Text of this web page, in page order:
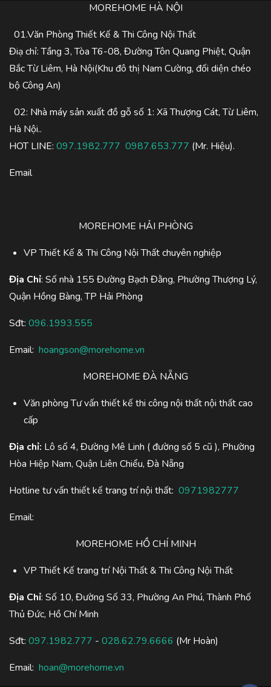
MOREHOME HÀ NỘI
01.Văn Phòng Thiết Kế & Thi Công Nội Thất
Điạ chỉ: Tầng 3, Tòa T6-08, Đường Tôn Quang Phiệt, Quận
Bắc Từ Liêm, Hà Nội(Khu đô thị Nam Cường, đối diện chéo
bộ Công An)
02: Nhà máy sản xuất đồ gỗ số 1: Xã Thượng Cát, Từ Liêm,
Hà Nội..
HOT LINE: 097.1982.777 0987.653.777 (Mr. Hiệu).
Email
MOREHOME HẢI PHÒNG
VP Thiết Kế & Thi Công Nội Thất chuyên nghiệp
Địa Chỉ: Số nhà 155 Đường Bạch Đằng, Phường Thượng Lý,
Quận Hồng Bàng, TP Hải Phòng
Sđt: 096.1993.555
Email: hoangson@morehome.vn
MOREHOME ĐÀ NẴNG
Văn phòng Tư vấn thiết kế thi công nội thất nội thất cao
cấp
Địa chỉ: Lô số 4, Đường Mê Linh ( đường số 5 cũ ), Phường
Hòa Hiệp Nam, Quận Liên Chiểu, Đà Nẵng
Hotline tư vấn thiết kế trang trí nội thất: 0971982777
Email:
MOREHOME HỒ CHÍ MINH
VP Thiết Kế trang trí Nội Thất & Thi Công Nội Thất
Địa Chỉ: Số 10, Đường Số 33, Phường An Phú, Thành Phố
Thủ Đức, Hồ Chí Minh
Sđt: 097.1982.777 - 028.62.79.6666 (Mr Hoàn)
Email: hoan@morehome.vn